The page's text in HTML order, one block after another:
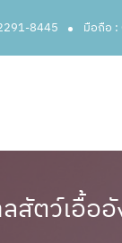
8445 มือถือ
สัตว์เอื้อ